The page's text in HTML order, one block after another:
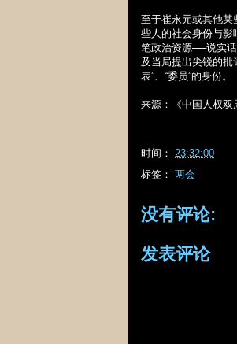
至于崔永元或其他某
些人的社会身份与影
笔政治资源──说实
及当局提出尖锐的
表”、“委员”的身份。
来源：《中国人权双
时间： 23:32:00
标签： 两会
没有评论:
发表评论